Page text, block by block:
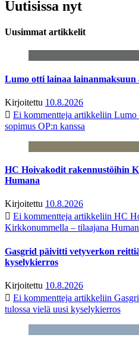
Uutisissa nyt
Uusimmat artikkelit
Lumo otti lainaa lainanmaksuun
Kirjoitettu 10.8.2026
Ei kommentteja artikkeliin Lumo
sopimus OP:n kanssa
HC Hoivakodit rakennustöihin
Humana
Kirjoitettu 10.8.2026
Ei kommentteja artikkeliin HC
Kirkkonummella – tilaajana
Gasgrid päivitti vetyverkon
kyselykierros
Kirjoitettu 10.8.2026
Ei kommentteja artikkeliin
tulossa vielä uusi kyselykierros